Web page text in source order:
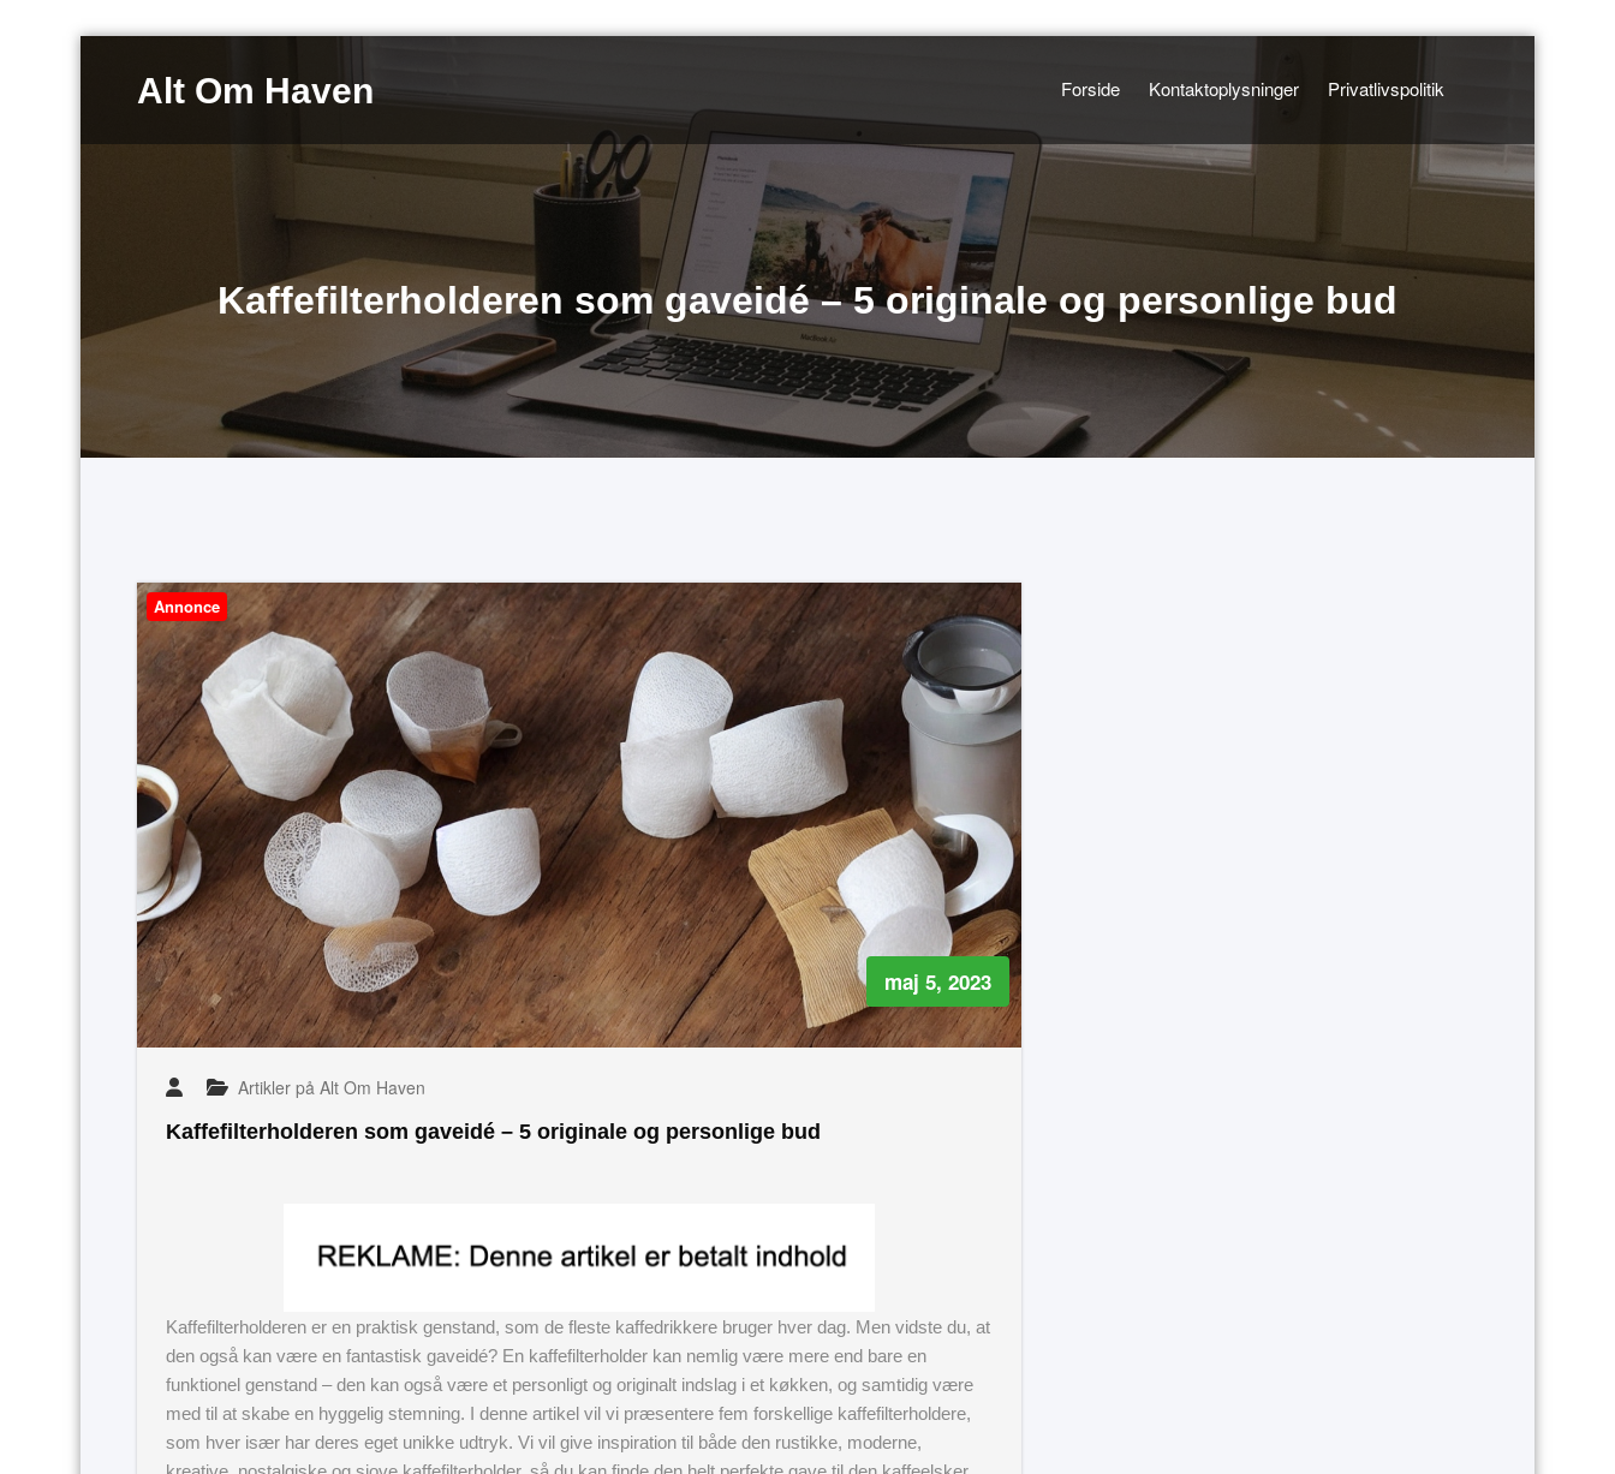
indholdAlt Om Haven Forside Kontaktoplysninger Privatlivspolitik
Kaffefilterholderen som gaveidé – 5 originale og personlige bud
Annonce
maj 5, 2023
Artikler på Alt Om Haven
Kaffefilterholderen som gaveidé – 5 originale og personlige bud
Kaffefilterholderen er en praktisk genstand, som de fleste kaffedrikkere bruger hver dag. Men vidste du, at
den også kan være en fantastisk gaveidé? En kaffefilterholder kan nemlig være mere end bare en
funktionel genstand – den kan også være et personligt og originalt indslag i et køkken, og samtidig være
med til at skabe en hyggelig stemning. I denne artikel vil vi præsentere fem forskellige kaffefilterholdere,
som hver især har deres eget unikke udtryk. Vi vil give inspiration til både den rustikke, moderne,